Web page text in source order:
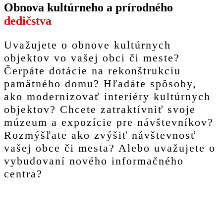
Obnova kultúrneho a prírodného
dedičstva
Uvažujete o obnove kultúrnych
objektov vo vašej obci či meste?
Čerpáte dotácie na rekonštrukciu
pamätného domu? Hľadáte spôsoby,
ako modernizovať interiéry kultúrnych
objektov? Chcete zatraktívniť svoje
múzeum a expozície pre návštevníkov?
Rozmýšľate ako zvýšiť návštevnosť
vašej obce či mesta? Alebo uvažujete o
vybudovaní nového informačného
centra?